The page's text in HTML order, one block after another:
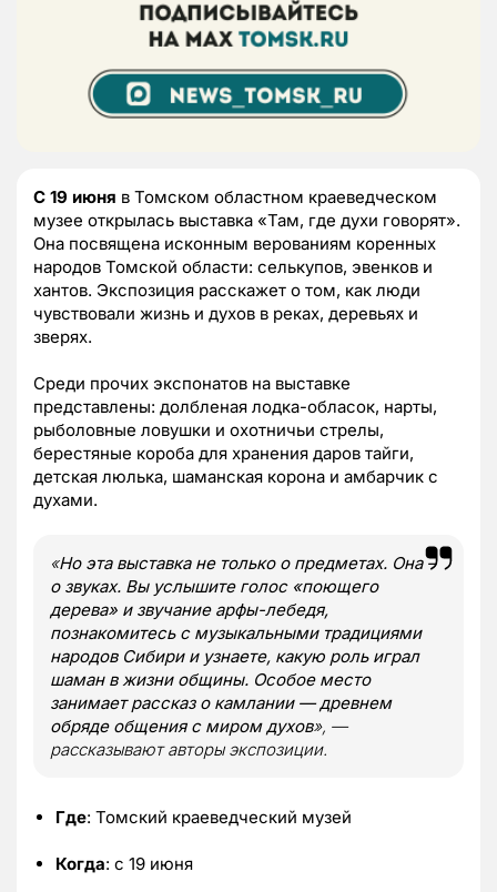
С 19 июня в Томском областном краеведческом
музее открылась выставка «Там, где духи говорят».
Она посвящена исконным верованиям коренных
народов Томской области: селькупов, эвенков и
хантов. Экспозиция расскажет о том, как люди
чувствовали жизнь и духов в реках, деревьях и
зверях.
Среди прочих экспонатов на выставке
представлены: долбленая лодка-обласок, нарты,
рыболовные ловушки и охотничьи стрелы,
берестяные короба для хранения даров тайги,
детская люлька, шаманская корона и амбарчик с
духами.
«Но эта выставка не только о предметах. Она –
о звуках. Вы услышите голос «поющего
дерева» и звучание арфы-лебедя,
познакомитесь с музыкальными традициями
народов Сибири и узнаете, какую роль играл
шаман в жизни общины. Особое место
занимает рассказ о камлании — древнем
обряде общения с миром духов», —
рассказывают авторы экспозиции.
Где: Томский краеведческий музей
Когда: с 19 июня